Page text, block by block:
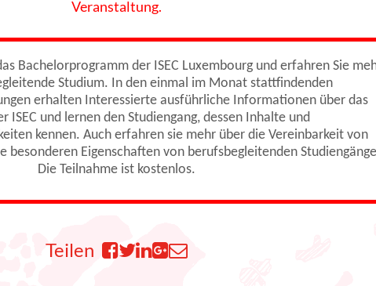
Veranstaltung.
Bachelorprogramm der ISEC Luxembourg und erfahren Sie
Studium. In den einmal im Monat stattfindenden
erhalten Interessierte ausführliche Informationen über das
ISEC und lernen den Studiengang, dessen Inhalte und
kennen. Auch erfahren sie mehr über die Vereinbarkeit von
besonderen Eigenschaften von berufsbegleitenden
Die Teilnahme ist kostenlos.